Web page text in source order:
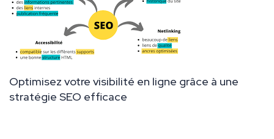
Optimisez votre visibilité en ligne grâce à une
stratégie SEO efficace